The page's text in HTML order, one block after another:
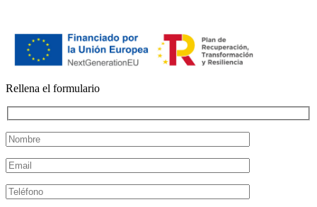
Rellena el formulario